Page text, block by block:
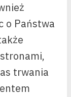
o Państwa
trwania